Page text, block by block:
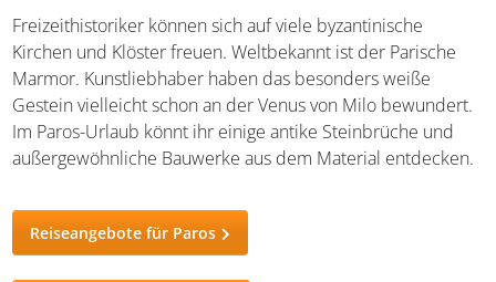
Freizeithistoriker können sich auf viele byzantinische
Kirchen und Klöster freuen. Weltbekannt ist der Parische
Marmor. Kunstliebhaber haben das besonders weiße
Gestein vielleicht schon an der Venus von Milo
bewundert. Im Paros-Urlaub könnt ihr einige antike
Steinbrüche und außergewöhnliche Bauwerke aus dem
Material entdecken.
Reiseangebote für Paros